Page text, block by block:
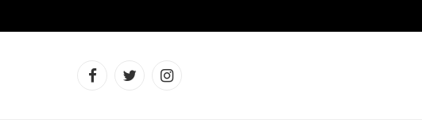
FacebookTwitterInstagram